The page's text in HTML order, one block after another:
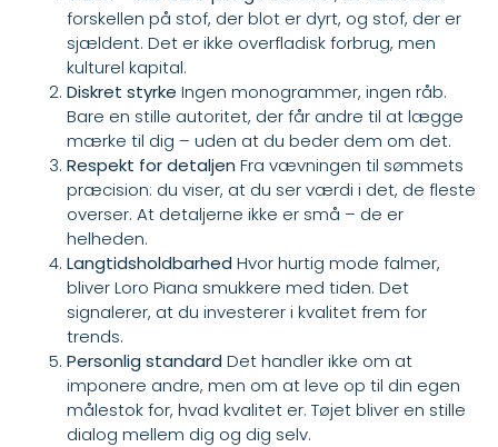
forskellen på stof, der blot er dyrt, og stof, der er
sjældent. Det er ikke overfladisk forbrug, men
kulturel kapital.
Diskret styrke Ingen monogrammer, ingen råb.
Bare en stille autoritet, der får andre til at lægge
mærke til dig – uden at du beder dem om det.
Respekt for detaljen Fra vævningen til sømmets
præcision: du viser, at du ser værdi i det, de fleste
overser. At detaljerne ikke er små – de er
helheden.
Langtidsholdbarhed Hvor hurtig mode falmer,
bliver Loro Piana smukkere med tiden. Det
signalerer, at du investerer i kvalitet frem for
trends.
Personlig standard Det handler ikke om at
imponere andre, men om at leve op til din egen
målestok for, hvad kvalitet er. Tøjet bliver en stille
dialog mellem dig og dig selv.